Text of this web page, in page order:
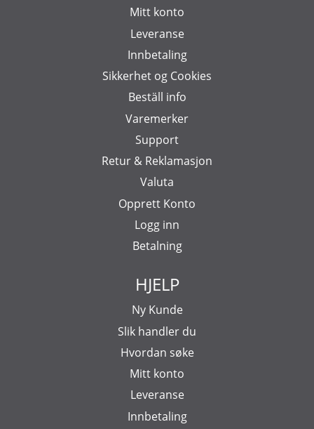
Mitt konto
Leveranse
Innbetaling
Sikkerhet og Cookies
Beställ info
Varemerker
Support
Retur & Reklamasjon
Valuta
Opprett Konto
Logg inn
Betalning
HJELP
Ny Kunde
Slik handler du
Hvordan søke
Mitt konto
Leveranse
Innbetaling